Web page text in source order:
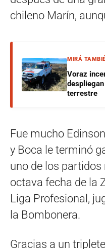
chileno Marín,
MIRÁ
Voraz
terrestre
Fue mucho
y Boca le terminó
uno de los
octava fecha de la
Liga Profesional,
la Bombonera.
Gracias a un